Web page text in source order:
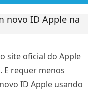
novo ID Apple na
site oficial do Apple
E requer menos
ID Apple usando